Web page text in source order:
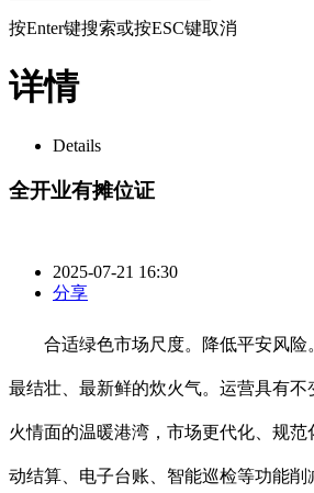
按Enter键搜索或按ESC键取消
详情
Details
全开业有摊位证
2025-07-21 16:30
分享
合适绿色市场尺度。降低平安风险
最结壮、最新鲜的炊火气。运营具有不
火情面的温暖港湾，市场更代化、规范
动结算、电子台账、智能巡检等功能削